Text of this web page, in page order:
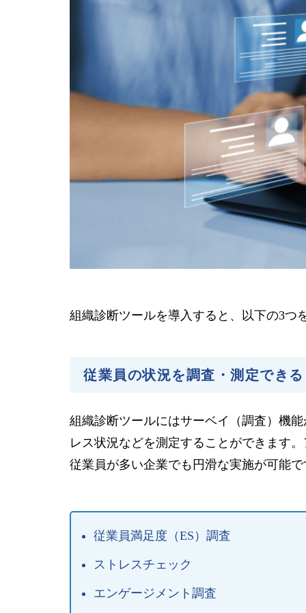
組織診断ツールを導入すると、以下の3つ
従業員の状況を調査・測定できる
組織診断ツールにはサーベイ（調査）機
レス状況などを測定することができます
従業員が多い企業でも円滑な実施が可能で
従業員満足度（ES）調査
ストレスチェック
エンゲージメント調査